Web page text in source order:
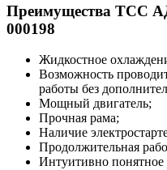
Преимущества ТСС
000198
Жидкостное
Возможность
работы без
Мощный двигатель;
Прочная рама;
Наличие
Продолжительная
Интуитивно понятное